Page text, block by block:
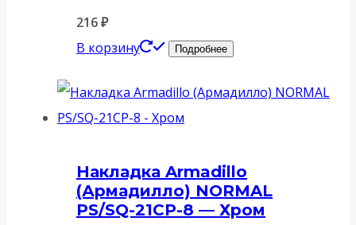
216₽
В корзину
Подробнее
Накладка Armadillo
(Армадилло) NORMAL
PS/SQ-21CP-8 — Хром